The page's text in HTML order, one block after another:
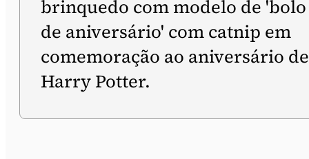
brinquedo com modelo de 'bolo
de aniversário' com catnip em
comemoração ao aniversário de
Harry Potter.